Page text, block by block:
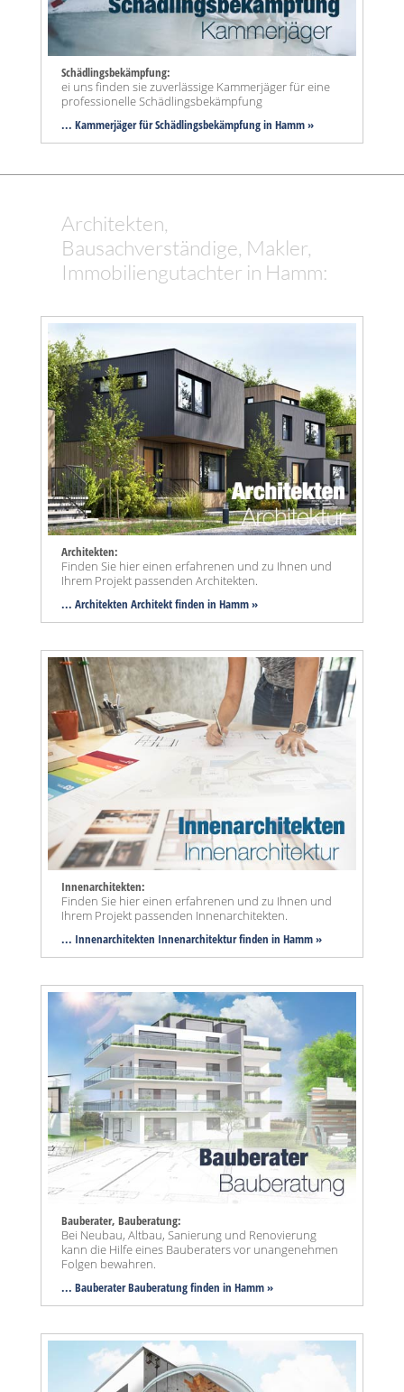
Schädlingsbekämpfung:
ei uns finden sie zuverlässige Kammerjäger für eine
professionelle Schädlingsbekämpfung
... Kammerjäger für Schädlingsbekämpfung in Hamm »
Architekten,
Bausachverständige, Makler,
Immobiliengutachter in Hamm:
Architekten:
Finden Sie hier einen erfahrenen und zu Ihnen und
Ihrem Projekt passenden Architekten.
... Architekten Architekt finden in Hamm »
Innenarchitekten:
Finden Sie hier einen erfahrenen und zu Ihnen und
Ihrem Projekt passenden Innenarchitekten.
... Innenarchitekten Innenarchitektur finden in Hamm »
Bauberater, Bauberatung:
Bei Neubau, Altbau, Sanierung und Renovierung
kann die Hilfe eines Bauberaters vor unangenehmen
Folgen bewahren.
... Bauberater Bauberatung finden in Hamm »